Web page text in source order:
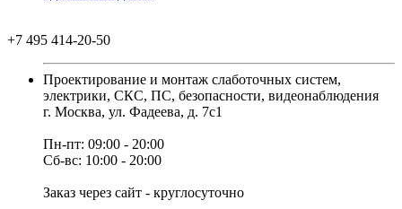
+7 495 414-20-50
Проектирование и монтаж слаботочных систем,
электрики, СКС, ПС, безопасности, видеонаблюдения
г. Москва, ул. Фадеева, д. 7с1
Пн-пт: 09:00 - 20:00
Сб-вс: 10:00 - 20:00
Заказ через сайт - круглосуточно